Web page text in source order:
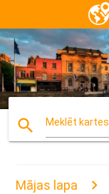
search Meklēt kartes
Mājas lapa